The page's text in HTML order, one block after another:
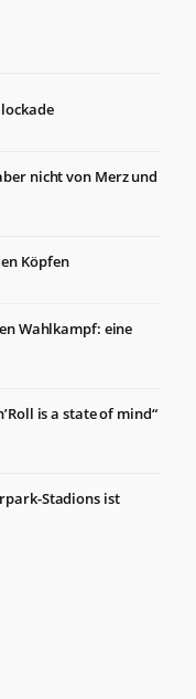
nicht von Merz und
Köpfen
Wahlkampf: eine
is a state of mind“
Stadions ist